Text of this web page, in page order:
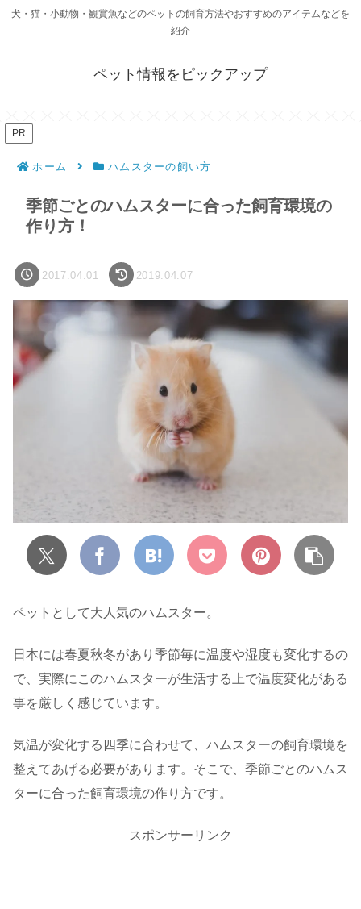
犬・猫・小動物・観賞魚などのペットの飼育方法やおすすめのアイテムなどを
紹介
ペット情報をピックアップ
PR
ホーム ハムスターの飼い方
季節ごとのハムスターに合った飼育環境の
作り方！
2017.04.01 2019.04.07
ペットとして大人気のハムスター。
日本には春夏秋冬があり季節毎に温度や湿度も変化するの
で、実際にこのハムスターが生活する上で温度変化がある
事を厳しく感じています。
気温が変化する四季に合わせて、ハムスターの飼育環境を
整えてあげる必要があります。そこで、季節ごとのハムス
ターに合った飼育環境の作り方です。
スポンサーリンク